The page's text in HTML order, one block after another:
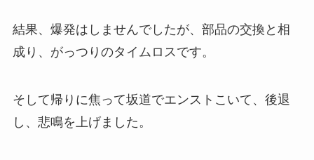
結果、爆発はしませんでしたが、部品の交換と相
成り、がっつりのタイムロスです。
そして帰りに焦って坂道でエンストこいて、後退
し、悲鳴を上げました。